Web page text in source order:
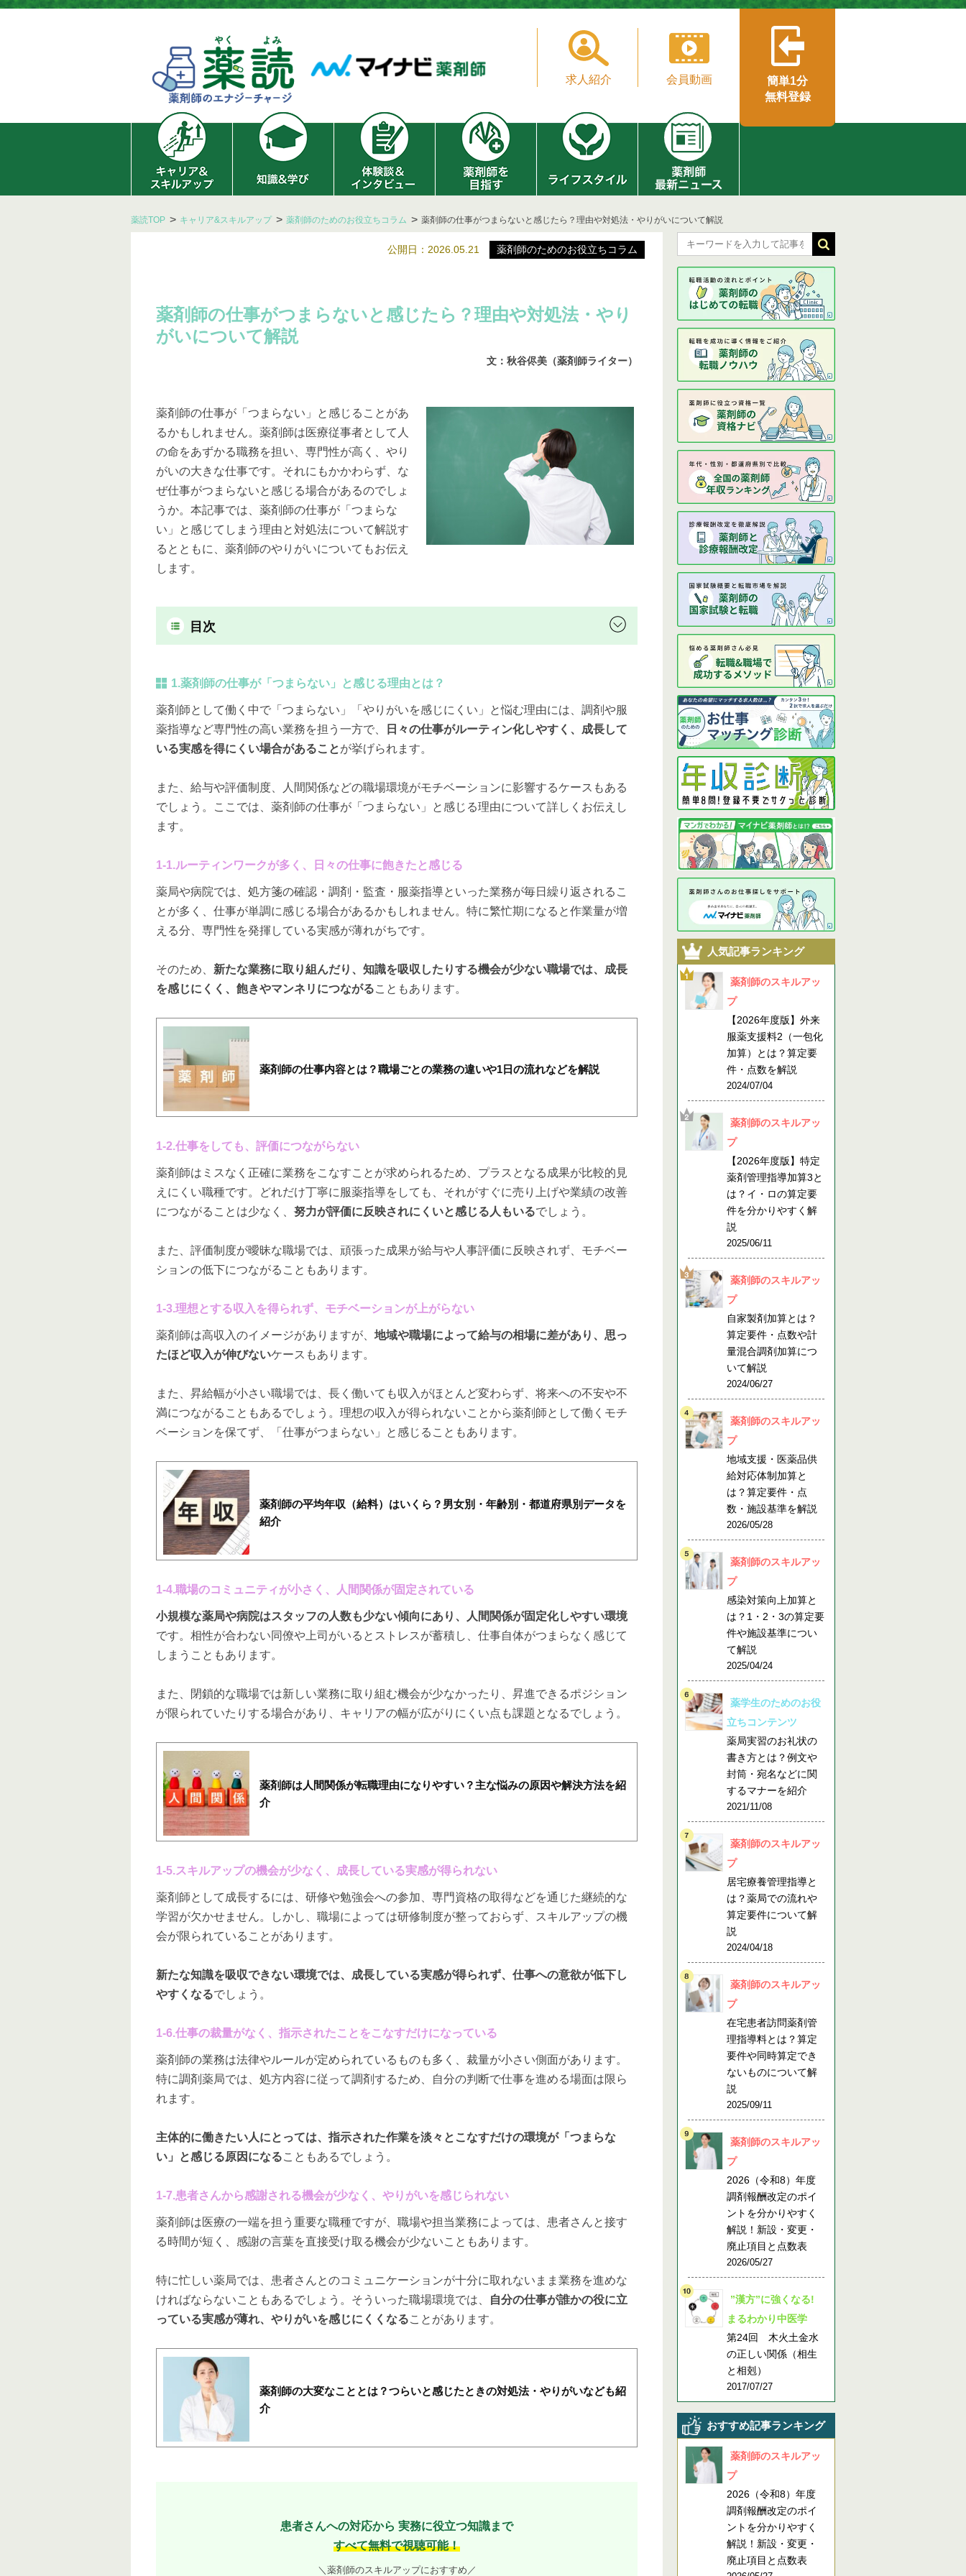
求人紹介 会員動画
簡単1分
無料登録
薬読TOP キャリア&スキルアップ 薬剤師のためのお役立ちコラム 薬剤師の仕事がつまらないと感じたら？理由や対処法・やりがいについて解説
公開日：2026.05.21 薬剤師のためのお役立ちコラム
薬剤師の仕事がつまらないと感じたら？理由や対処法・やり
がいについて解説
文：秋谷侭美（薬剤師ライター）
薬剤師の仕事が「つまらない」と感じることがあ
るかもしれません。薬剤師は医療従事者として人
の命をあずかる職務を担い、専門性が高く、やり
がいの大きな仕事です。それにもかかわらず、な
ぜ仕事がつまらないと感じる場合があるのでしょ
うか。本記事では、薬剤師の仕事が「つまらな
い」と感じてしまう理由と対処法について解説す
るとともに、薬剤師のやりがいについてもお伝え
します。
目次
1.薬剤師の仕事が「つまらない」と感じる理由とは？
薬剤師として働く中で「つまらない」「やりがいを感じにくい」と悩む理由には、調剤や服
薬指導など専門性の高い業務を担う一方で、
日々の仕事がルーティン化しやすく、成長して
いる実感を得にくい場合があることが挙げられます。
また、給与や評価制度、人間関係などの職場環境がモチベーションに影響するケースもある
でしょう。ここでは、薬剤師の仕事が「つまらない」と感じる理由について詳しくお伝えし
ます。
1-1.ルーティンワークが多く、日々の仕事に飽きたと感じる
薬局や病院では、処方箋の確認・調剤・監査・服薬指導といった業務が毎日繰り返されるこ
とが多く、仕事が単調に感じる場合があるかもしれません。特に繁忙期になると作業量が増
える分、専門性を発揮している実感が薄れがちです。
そのため、 新たな業務に取り組んだり、知識を吸収したりする機会が少ない職場では、成長
を感じにくく、飽きやマンネリにつながることもあります。
薬剤師の仕事内容とは？職場ごとの業務の違いや1日の流れなどを解説
1-2.仕事をしても、評価につながらない
薬剤師はミスなく正確に業務をこなすことが求められるため、プラスとなる成果が比較的見
えにくい職種です。どれだけ丁寧に服薬指導をしても、それがすぐに売り上げや業績の改善
につながることは少なく、努力が評価に反映されにくいと感じる人もいるでしょう。
また、評価制度が曖昧な職場では、頑張った成果が給与や人事評価に反映されず、モチベー
ションの低下につながることもあります。
1-3.理想とする収入を得られず、モチベーションが上がらない
薬剤師は高収入のイメージがありますが、 地域や職場によって給与の相場に差があり、思っ
たほど収入が伸びないケースもあります。
また、昇給幅が小さい職場では、長く働いても収入がほとんど変わらず、将来への不安や不
満につながることもあるでしょう。理想の収入が得られないことから薬剤師として働くモチ
ベーションを保てず、「仕事がつまらない」と感じることもあります。
薬剤師の平均年収（給料）はいくら？男女別・年齢別・都道府県別データを
紹介
1-4.職場のコミュニティが小さく、人間関係が固定されている
小規模な薬局や病院はスタッフの人数も少ない傾向にあり、人間関係が固定化しやすい環境
です。相性が合わない同僚や上司がいるとストレスが蓄積し、仕事自体がつまらなく感じて
しまうこともあります。
また、閉鎖的な職場では新しい業務に取り組む機会が少なかったり、昇進できるポジション
が限られていたりする場合があり、キャリアの幅が広がりにくい点も課題となるでしょう。
薬剤師は人間関係が転職理由になりやすい？主な悩みの原因や解決方法を紹
介
1-5.スキルアップの機会が少なく、成長している実感が得られない
薬剤師として成長するには、研修や勉強会への参加、専門資格の取得などを通じた継続的な
学習が欠かせません。しかし、職場によっては研修制度が整っておらず、スキルアップの機
会が限られていることがあります。
新たな知識を吸収できない環境では、成長している実感が得られず、仕事への意欲が低下し
やすくなるでしょう。
1-6.仕事の裁量がなく、指示されたことをこなすだけになっている
薬剤師の業務は法律やルールが定められているものも多く、裁量が小さい側面があります。
特に調剤薬局では、処方内容に従って調剤するため、自分の判断で仕事を進める場面は限ら
れます。
主体的に働きたい人にとっては、指示された作業を淡々とこなすだけの環境が「つまらな
い」と感じる原因になることもあるでしょう。
1-7.患者さんから感謝される機会が少なく、やりがいを感じられない
薬剤師は医療の一端を担う重要な職種ですが、職場や担当業務によっては、患者さんと接す
る時間が短く、感謝の言葉を直接受け取る機会が少ないこともあります。
特に忙しい薬局では、患者さんとのコミュニケーションが十分に取れないまま業務を進めな
ければならないこともあるでしょう。そういった職場環境では、
自分の仕事が誰かの役に立
っている実感が薄れ、やりがいを感じにくくなることがあります。
薬剤師の大変なこととは？つらいと感じたときの対処法・やりがいなども紹
介
患者さんへの対応から 実務に役立つ知識まで
すべて無料で視聴可能！
＼薬剤師のスキルアップにおすすめ／
人気記事ランキング
薬剤師のスキルアッ
プ
【2026年度版】外来
服薬支援料2（一包化
加算）とは？算定要
件・点数を解説
2024/07/04
薬剤師のスキルアッ
プ
【2026年度版】特定
薬剤管理指導加算3と
は？イ・ロの算定要
件を分かりやすく解
説
2025/06/11
薬剤師のスキルアッ
プ
自家製剤加算とは？
算定要件・点数や計
量混合調剤加算につ
いて解説
2024/06/27
薬剤師のスキルアッ
プ
地域支援・医薬品供
給対応体制加算と
は？算定要件・点
数・施設基準を解説
2026/05/28
薬剤師のスキルアッ
プ
感染対策向上加算と
は？1・2・3の算定要
件や施設基準につい
て解説
2025/04/24
薬学生のためのお役
立ちコンテンツ
薬局実習のお礼状の
書き方とは？例文や
封筒・宛名などに関
するマナーを紹介
2021/11/08
薬剤師のスキルアッ
プ
居宅療養管理指導と
は？薬局での流れや
算定要件について解
説
2024/04/18
薬剤師のスキルアッ
プ
在宅患者訪問薬剤管
理指導料とは？算定
要件や同時算定でき
ないものについて解
説
2025/09/11
薬剤師のスキルアッ
プ
2026（令和8）年度
調剤報酬改定のポイ
ントを分かりやすく
解説！新設・変更・
廃止項目と点数表
2026/05/27
”漢方”に強くなる!
まるわかり中医学
第24回 木火土金水
の正しい関係（相生
と相剋）
2017/07/27
おすすめ記事ランキング
薬剤師のスキルアッ
プ
2026（令和8）年度
調剤報酬改定のポイ
ントを分かりやすく
解説！新設・変更・
廃止項目と点数表